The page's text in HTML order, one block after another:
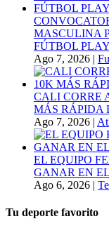
MASCULINA
FÚTBOL
Ago 7, 2026 |
CALI CORRE
MÁS RÁPIDA
Ago 7, 2026 |
EL EQUIPO
GANAR EN
Ago 6, 2026 |
Tu deporte favorito